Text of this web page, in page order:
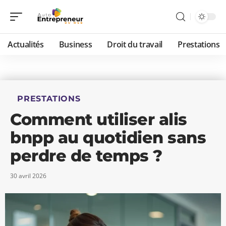
Actualités Business Droit du travail Prestations
PRESTATIONS
Comment utiliser alis
bnpp au quotidien sans
perdre de temps ?
30 avril 2026